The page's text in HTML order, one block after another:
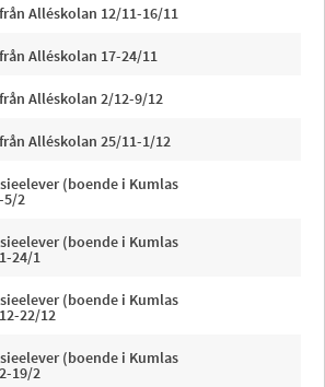
Alléskolan 12/11-16/11
Alléskolan 17-24/11
Alléskolan 2/12-9/12
Alléskolan 25/11-1/12
(boende i Kumlas
5/2
(boende i Kumlas
24/1
(boende i Kumlas
22/12
(boende i Kumlas
19/2